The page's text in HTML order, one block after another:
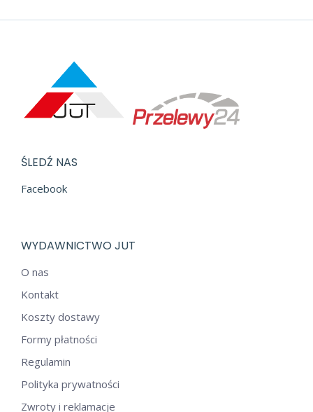
ŚLEDŹ NAS
Facebook
WYDAWNICTWO JUT
O nas
Kontakt
Koszty dostawy
Formy płatności
Regulamin
Polityka prywatności
Zwroty i reklamacje